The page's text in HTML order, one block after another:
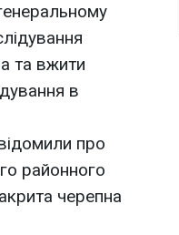
та вжити
в
про
районного
черепна